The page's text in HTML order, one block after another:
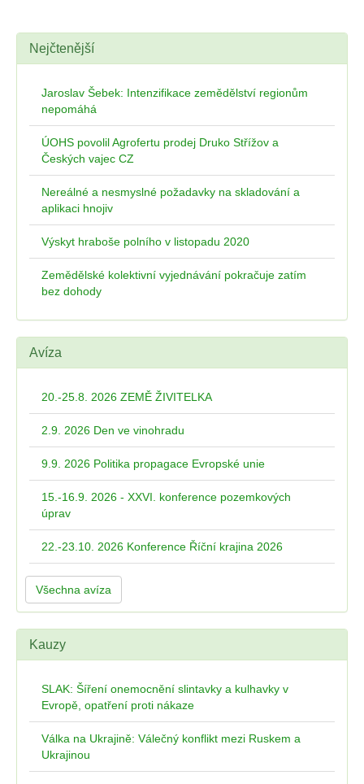
Nejčtenější
Jaroslav Šebek: Intenzifikace zemědělství regionům
nepomáhá
ÚOHS povolil Agrofertu prodej Druko Střížov a
Českých vajec CZ
Nereálné a nesmyslné požadavky na skladování a
aplikaci hnojiv
Výskyt hraboše polního v listopadu 2020
Zemědělské kolektivní vyjednávání pokračuje zatím
bez dohody
Avíza
20.-25.8. 2026 ZEMĚ ŽIVITELKA
2.9. 2026 Den ve vinohradu
9.9. 2026 Politika propagace Evropské unie
15.-16.9. 2026 - XXVI. konference pozemkových
úprav
22.-23.10. 2026 Konference Říční krajina 2026
Všechna avíza
Kauzy
SLAK: Šíření onemocnění slintavky a kulhavky v
Evropě, opatření proti nákaze
Válka na Ukrajině: Válečný konflikt mezi Ruskem a
Ukrajinou